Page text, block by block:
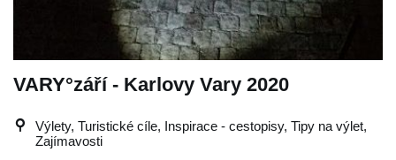
VARY°září - Karlovy Vary 2020
Výlety, Turistické cíle, Inspirace - cestopisy, Tipy na výlet,
Zajímavosti